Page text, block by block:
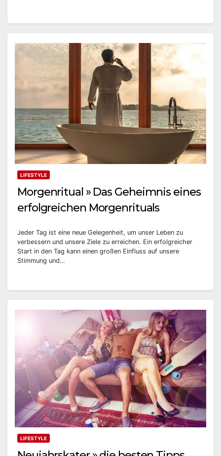
LIFESTYLE
Morgenritual » Das Geheimnis eines
erfolgreichen Morgenrituals
Jeder Tag ist eine neue Gelegenheit, um unser Leben zu
verbessern und unsere Ziele zu erreichen. Ein erfolgreicher
Start in den Tag kann einen großen Einfluss auf unsere
Stimmung und…
LIFESTYLE